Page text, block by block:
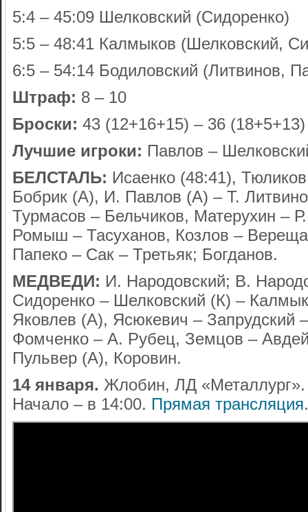
5:4 – 45:09 Шелковский (Сидоренко)
5:5 – 48:41 Калмыков (Шелковский,
6:5 – 54:14 Бодиловский (Литвинов,
Штраф: 8 – 10
Броски: 43 (12+16+15) – 36 (18+5+13)
Лучшие игроки: Павлов –
БЕЛСТАЛЬ: Исаенко (48:41),
Бобрик (А), И. Павлов (А) – Т.
Турмасов – Бельчиков, Матерухин –
Ромыш – Тасуханов, Козлов –
Папеко – Сак – Третьяк; Богданов.
МЕДВЕДИ: И. Народовский; В.
Сидоренко – Шелковский (К) –
Яковлев (А), Ясюкевич – Запрудский
Фомченко – А. Рубец, Земцов –
Пульвер (А), Коровин.
14 января. Жлобин, ЛД «Металлург».
Начало – в 14:00. Прямая трансляция.